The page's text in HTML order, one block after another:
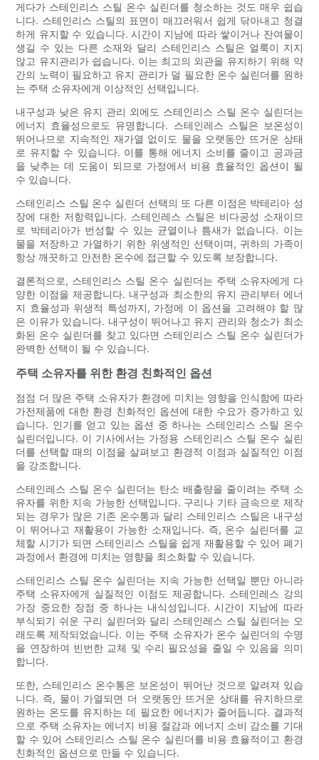
게다가 스테인리스 스틸 온수 실린더를 청소하는 것도 매우 쉽습
니다. 스테인리스 스틸의 표면이 매끄러워서 쉽게 닦아내고 청결
하게 유지할 수 있습니다. 시간이 지남에 따라 쌓이거나 잔여물이
생길 수 있는 다른 소재와 달리 스테인리스 스틸은 얼룩이 지지
않고 유지관리가 쉽습니다. 이는 최고의 외관을 유지하기 위해 약
간의 노력이 필요하고 유지 관리가 덜 필요한 온수 실린더를 원하
는 주택 소유자에게 이상적인 선택입니다.
내구성과 낮은 유지 관리 외에도 스테인리스 스틸 온수 실린더는
에너지 효율성으로도 유명합니다. 스테인레스 스틸은 보온성이
뛰어나므로 지속적인 재가열 없이도 물을 오랫동안 뜨거운 상태
로 유지할 수 있습니다. 이를 통해 에너지 소비를 줄이고 공과금
을 낮추는 데 도움이 되므로 가정에서 비용 효율적인 옵션이 될
수 있습니다.
스테인리스 스틸 온수 실린더 선택의 또 다른 이점은 박테리아 성
장에 대한 저항력입니다. 스테인레스 스틸은 비다공성 소재이므
로 박테리아가 번성할 수 있는 균열이나 틈새가 없습니다. 이는
물을 저장하고 가열하기 위한 위생적인 ​​선택이며, 귀하의 가족이
항상 깨끗하고 안전한 온수에 접근할 수 있도록 보장합니다.
결론적으로, 스테인리스 스틸 온수 실린더는 주택 소유자에게 다
양한 이점을 제공합니다. 내구성과 최소한의 유지 관리부터 에너
지 효율성과 위생적 특성까지, 가정에 이 옵션을 고려해야 할 많
은 이유가 있습니다. 내구성이 뛰어나고 유지 관리와 청소가 최소
화된 온수 실린더를 찾고 있다면 스테인리스 스틸 온수 실린더가
완벽한 선택이 될 수 있습니다.
주택 소유자를 위한 환경 친화적인 옵션
점점 더 많은 주택 소유자가 환경에 미치는 영향을 인식함에 따라
가전제품에 대한 환경 친화적인 옵션에 대한 수요가 증가하고 있
습니다. 인기를 얻고 있는 옵션 중 하나는 스테인리스 스틸 온수
실린더입니다. 이 기사에서는 가정용 스테인리스 스틸 온수 실린
더를 선택할 때의 이점을 살펴보고 환경적 이점과 실질적인 이점
을 강조합니다.
스테인레스 스틸 온수 실린더는 탄소 배출량을 줄이려는 주택 소
유자를 위한 지속 가능한 선택입니다. 구리나 기타 금속으로 제작
되는 경우가 많은 기존 온수통과 달리 스테인리스 스틸은 내구성
이 뛰어나고 재활용이 가능한 소재입니다. 즉, 온수 실린더를 교
체할 시기가 되면 스테인리스 스틸을 쉽게 재활용할 수 있어 폐기
과정에서 환경에 미치는 영향을 최소화할 수 있습니다.
스테인리스 스틸 온수 실린더는 지속 가능한 선택일 뿐만 아니라
주택 소유자에게 실질적인 이점도 제공합니다. 스테인레스 강의
가장 중요한 장점 중 하나는 내식성입니다. 시간이 지남에 따라
부식되기 쉬운 구리 실린더와 달리 스테인레스 스틸 실린더는 오
래도록 제작되었습니다. 이는 주택 소유자가 온수 실린더의 수명
을 연장하여 빈번한 교체 및 수리 필요성을 줄일 수 있음을 의미
합니다.
또한, 스테인리스 온수통은 보온성이 뛰어난 것으로 알려져 있습
니다. 즉, 물이 가열되면 더 오랫동안 뜨거운 상태를 유지하므로
원하는 온도를 유지하는 데 필요한 에너지가 줄어듭니다. 결과적
으로 주택 소유자는 에너지 비용 절감과 에너지 소비 감소를 기대
할 수 있어 스테인리스 스틸 온수 실린더를 비용 효율적이고 환경
친화적인 옵션으로 만들 수 있습니다.